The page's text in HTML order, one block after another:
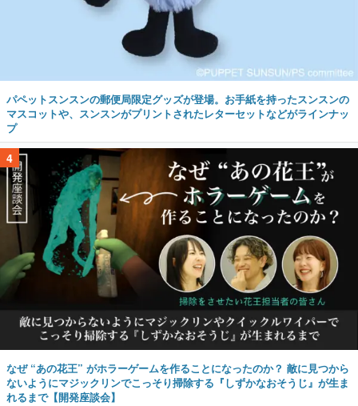
パペットスンスンの郵便局限定グッズが登場。お手紙を持ったスンスンの
マスコットや、スンスンがプリントされたレターセットなどがラインナッ
プ
4
なぜ “あの花王” がホラーゲームを作ることになったのか？ 敵に見つから
ないようにマジックリンでこっそり掃除する『しずかなおそうじ』が生ま
れるまで【開発座談会】